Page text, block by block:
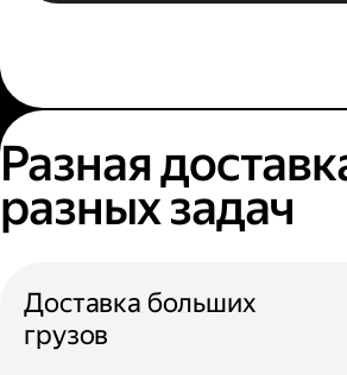
Разная
разных задач
Доставка больших
грузов